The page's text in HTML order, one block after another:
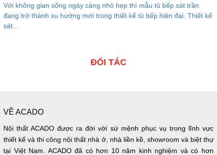
Với không gian sống ngày càng nhỏ hẹp thì mẫu tủ bếp sát trần
đang trở thành xu hướng mới trong thiết kế tủ bếp hiện đại. Thiết kế
sát...
ĐỐI TÁC
VỀ ACADO
Nội thất ACADO được ra đời với sứ mệnh phục vụ trong lĩnh vực
thiết kế và thi công nội thất nhà ở, nhà liền kề, showroom và biệt thự
tại Việt Nam. ACADO đã có hơn 10 năm kinh nghiệm và có hơn